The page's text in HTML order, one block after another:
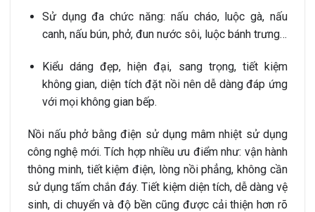
Sử dụng đa chức năng: nấu cháo, luộc gà, nấu
canh, nấu bún, phở, đun nước sôi, luộc bánh trưng…
Kiểu dáng đẹp, hiện đại, sang trọng, tiết kiệm
không gian, diện tích đặt nồi nên dễ dàng đáp ứng
với mọi không gian bếp.
Nồi nấu phở bằng điện sử dụng mâm nhiệt sử dụng
công nghệ mới. Tích hợp nhiều ưu điểm như: vận hành
thông minh, tiết kiệm điện, lòng nồi phẳng, không cần
sử dụng tấm chắn đáy. Tiết kiệm diện tích, dễ dàng vệ
sinh, di chuyển và độ bền cũng được cải thiện hơn rõ